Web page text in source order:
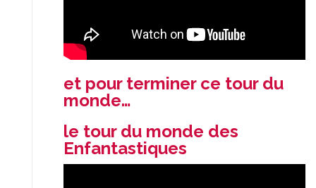
et pour terminer ce tour du
monde…
le tour du monde des
Enfantastiques